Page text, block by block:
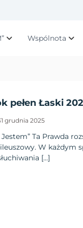
Wspólnota
pełen Łaski
grudnia 2025
Jestem” Ta Prawda
W każdym
[…]